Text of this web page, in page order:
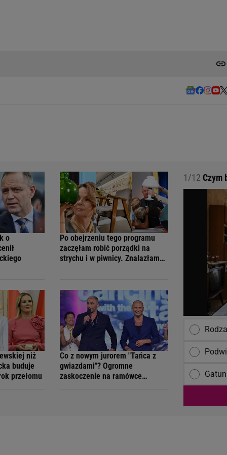
o
Po obejrzeniu tego programu
zaczęłam robić porządki na
strychu i w piwnicy. Znalazłam
niż
buduje
przełomu
Co z nowym jurorem "Tańca z
gwiazdami"? Ogromne
zaskoczenie na ramówce
1/12 Czym